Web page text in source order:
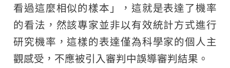
看過這麼相似的樣本」，這就是表達了機率
的看法，然該專家並非以有效統計方式進行
研究機率，這樣的表達僅為科學家的個人主
觀感受，不應被引入審判中誤導審判結果。